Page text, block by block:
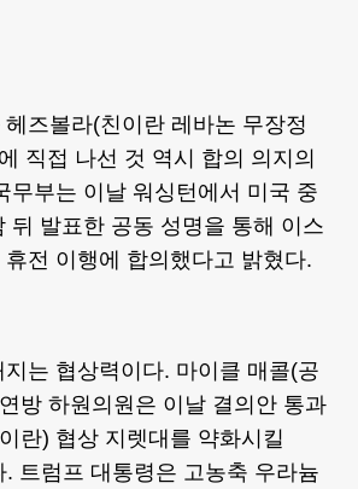
즈볼라(친이란 레바논 무장정
직접 나선 것 역시 합의 의지의
무부는 이날 워싱턴에서 미국 중
뒤 발표한 공동 성명을 통해 이스
전 이행에 합의했다고 밝혔다.
는 협상력이다. 마이클 매콜(공
방 하원의원은 이날 결의안 통과
란) 협상 지렛대를 약화시킬
. 트럼프 대통령은 고농축 우라늄